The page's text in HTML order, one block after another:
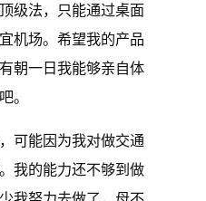
级法，只能通过桌面
机场。希望我的产品
朝一日我能够亲自体
。
可能因为我对做交通
我的能力还不够到做